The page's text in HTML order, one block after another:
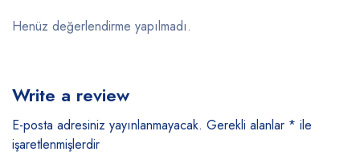
Henüz değerlendirme yapılmadı.
Write a review
E-posta adresiniz yayınlanmayacak. Gerekli alanlar * ile
işaretlenmişlerdir